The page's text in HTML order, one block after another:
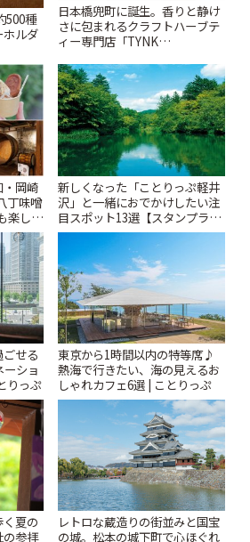
500種
ホルダ
りっ
日本橋兜町に誕生。香りと静け
さに包まれるクラフトハーブテ
ィー専門店「TYNK
・岡崎
丁味噌
楽しみ
新しくなった「ことりっぷ軽井
沢」と一緒におでかけしたい注
目スポット13選【スタンプラリ
ー開催中】 | ことりっぷ
せる
ーショ
りっぷ
東京から1時間以内の特等席♪
熱海で行きたい、海の見えるお
しゃれカフェ6選 | ことりっぷ
夏の
参拝
レトロな蔵造りの街並みと国宝
の城。松本の城下町で心ほぐれ